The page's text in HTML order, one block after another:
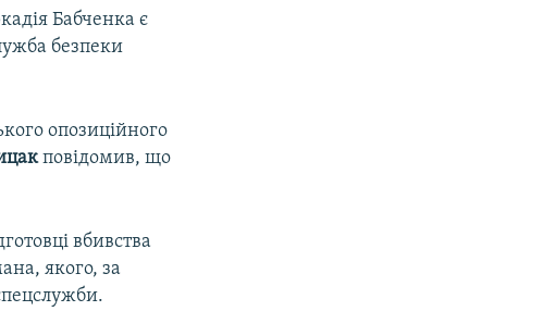
Бабченка є
безпеки
опозиційного
повідомив, що
вбивства
якого, за